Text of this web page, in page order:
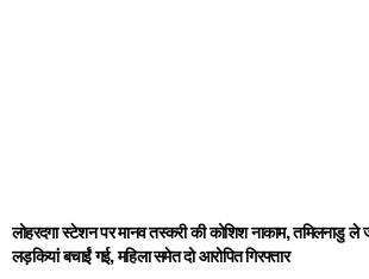
लोहरदगा स्टेशन पर मानव तस्करी की कोशिश नाकाम, तमिलनाडु ले
लड़कियां बचाईं गई, महिला समेत दो आरोपित गिरफ्तार